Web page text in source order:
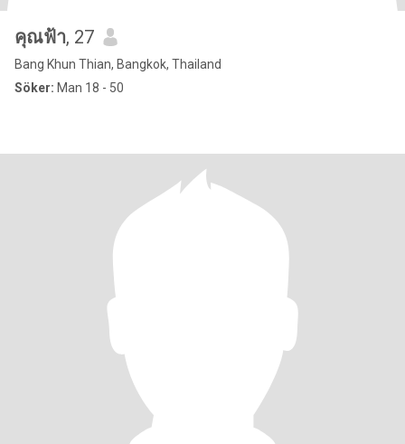
คุณฟ้า, 27
Bang Khun Thian, Bangkok, Thailand
Söker: Man 18 - 50